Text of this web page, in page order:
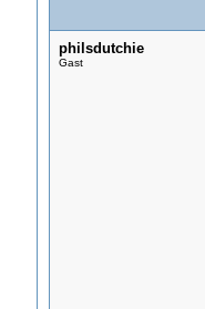
philsdutchie
Gast